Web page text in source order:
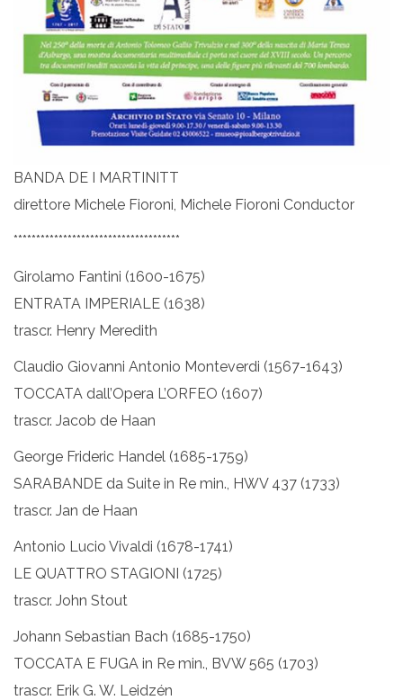
BANDA DE I MARTINITT
direttore Michele Fioroni, Michele Fioroni Conductor
*************************************
Girolamo Fantini (1600-1675)
ENTRATA IMPERIALE (1638)
trascr. Henry Meredith
Claudio Giovanni Antonio Monteverdi (1567-1643)
TOCCATA dall’Opera L’ORFEO (1607)
trascr. Jacob de Haan
George Frideric Handel (1685-1759)
SARABANDE da Suite in Re min., HWV 437 (1733)
trascr. Jan de Haan
Antonio Lucio Vivaldi (1678-1741)
LE QUATTRO STAGIONI (1725)
trascr. John Stout
Johann Sebastian Bach (1685-1750)
TOCCATA E FUGA in Re min., BVW 565 (1703)
trascr. Erik G. W. Leidzén